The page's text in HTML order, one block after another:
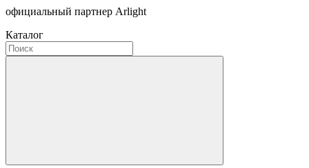
официальный партнер Arlight
Каталог